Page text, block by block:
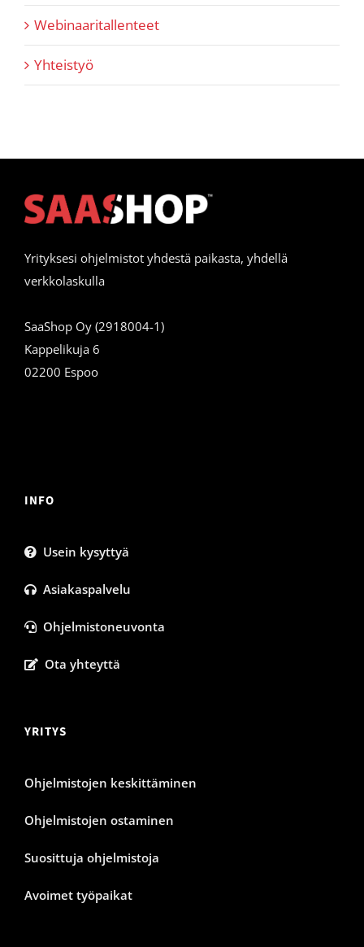
Webinaaritallenteet
Yhteistyö
Yrityksesi ohjelmistot yhdestä paikasta, yhdellä
verkkolaskulla
SaaShop Oy (2918004-1)
Kappelikuja 6
02200 Espoo
INFO
Usein kysyttyä
Asiakaspalvelu
Ohjelmistoneuvonta
Ota yhteyttä
YRITYS
Ohjelmistojen keskittäminen
Ohjelmistojen ostaminen
Suosittuja ohjelmistoja
Avoimet työpaikat